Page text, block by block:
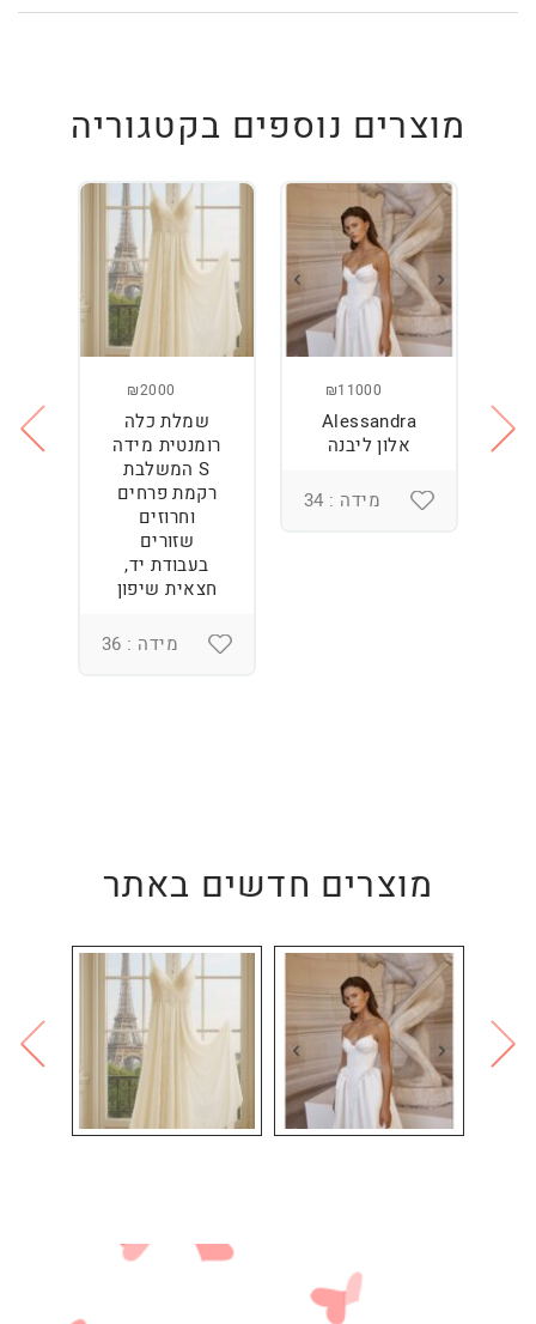
מוצרים נוספים בקטגוריה
₪11000
Alessandra
אלון ליבנה
מידה : 34
₪2000
שמלת כלה
רומנטית מידה
S המשלבת
רקמת פרחים
וחרוזים
שזורים
בעבודת יד,
חצאית שיפון
מידה : 36
מוצרים חדשים באתר